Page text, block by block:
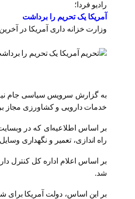
رادیو فردا؛
آمریکا یک تحریم را برداشت
وزارت خزانه داری آمریکا در
به گزارش سرویس سیاسی جام
خدمات دارویی و کشاورزی مجاز
بر اساس اطلاعیه‌ای که در
راه اندازی، تعمیر و نگهداری
شد.
بر این اساس، دولت آمریکا برای